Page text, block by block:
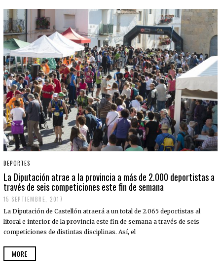
DEPORTES
La Diputación atrae a la provincia a más de 2.000 deportistas a
través de seis competiciones este fin de semana
15 SEPTIEMBRE, 2017
La Diputación de Castellón atraerá a un total de 2.065 deportistas al
litoral e interior de la provincia este fin de semana a través de seis
competiciones de distintas disciplinas. Así, el
MORE